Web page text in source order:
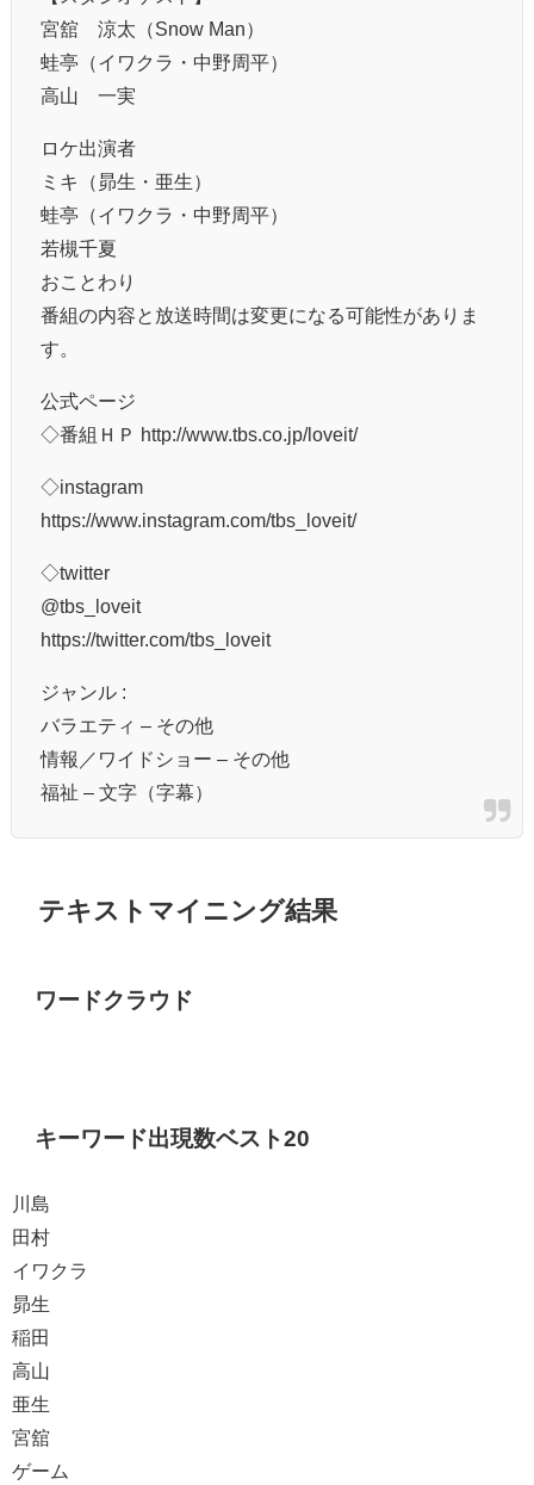
宮舘 涼太（Snow Man）
蛙亭（イワクラ・中野周平）
高山 一実
ロケ出演者
ミキ（昴生・亜生）
蛙亭（イワクラ・中野周平）
若槻千夏
おことわり
番組の内容と放送時間は変更になる可能性がありま
す。
公式ページ
◇番組ＨＰ http://www.tbs.co.jp/loveit/
◇instagram
https://www.instagram.com/tbs_loveit/
◇twitter
@tbs_loveit
https://twitter.com/tbs_loveit
ジャンル :
バラエティ – その他
情報／ワイドショー – その他
福祉 – 文字（字幕）
テキストマイニング結果
ワードクラウド
キーワード出現数ベスト20
川島
田村
イワクラ
昴生
稲田
高山
亜生
宮舘
ゲーム